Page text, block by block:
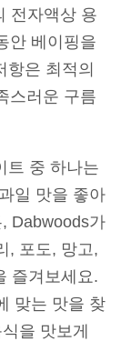
전자액상 용
안 베이핑을
항은 최적의
스러운 구름
트 중 하나는
일 맛을 좋아
Dabwoods가
, 포도, 망고,
즐겨보세요.
맞는 맛을 찾
을 맛보게